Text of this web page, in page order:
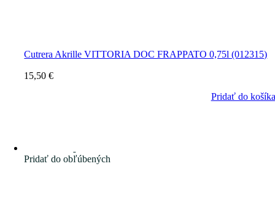
Cutrera Akrille VITTORIA DOC FRAPPATO 0,75l (012315)
15,50€
Pridať do košíka
Pridať do obľúbených